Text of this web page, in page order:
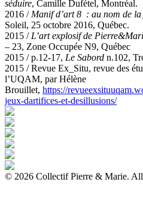
séduire, Camille Dufétel, Montréal.
2016 /Manif d’art 8 : au nom de la
Soleil, 25 octobre 2016, Québec.
2015 /L’art explosif de
– 23, Zone Occupée N9, Québec
2015 / p.12-17, Le Sabord n.102,
2015 / Revue Ex_Situ, revue des
l’UQAM, par Hélène
Brouillet, https://
jeux-dartifices-et-desillusions/
© 2026 Collectif Pierre & Marie. All